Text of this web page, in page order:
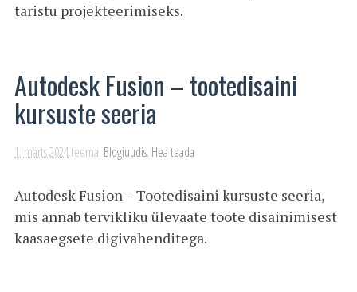
taristu projekteerimiseks.
Autodesk Fusion – tootedisaini
kursuste seeria
1. märts 2024teemal Blogiuudis, Hea teada
Autodesk Fusion – Tootedisaini kursuste seeria,
mis annab tervikliku ülevaate toote disainimisest
kaasaegsete digivahenditega.